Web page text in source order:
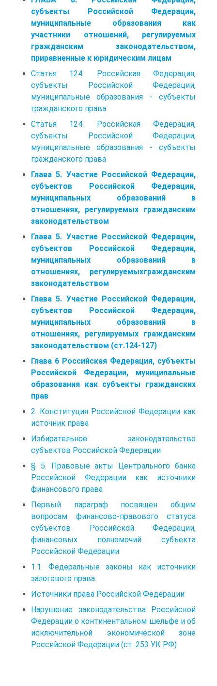
субъекты Российской Федерации,
муниципальные образования как
участники отношений, регулируемых
гражданским законодательством,
приравненные к юридическим лицам
Статья 124. Российская Федерация,
субъекты Российской Федерации,
муниципальные образования - субъекты
гражданского права
Статья 124. Российская Федерация,
субъекты Российской Федерации,
муниципальные образования - субъекты
гражданского права
Глава 5. Участие Российской Федерации,
субъектов Российской Федерации,
муниципальных образований в
отношениях, регулируемых гражданским
законодательством
Глава 5. Участие Российской Федерации,
субъектов Российской Федерации,
муниципальных образований в
отношениях, регулируемыхгражданским
законодательством
Глава 5. Участие Российской Федерации,
субъектов Российской Федерации,
муниципальных образований в
отношениях, регулируемых гражданским
законодательством (ст.124-127)
Глава 6 Российская Федерация, субъекты
Российской Федерации, муниципальные
образования как субъекты гражданских
прав
2. Конституция Российской Федерации как
источник права
Избирательное законодательство
субъектов Российской Федерации
§ 5. Правовые акты Центрального банка
Российской Федерации как источники
финансового права
Первый параграф посвящен общим
вопросам финансово-правового статуса
субъектов Российской Федерации,
финансовых полномочий субъекта
Российской Федерации
1.1. Федеральные законы как источники
залогового права
Источники права Российской Федерации
Нарушение законодательства Российской
Федерации о континентальном шельфе и об
исключительной экономической зоне
Российской Федерации (ст. 253 УК РФ)